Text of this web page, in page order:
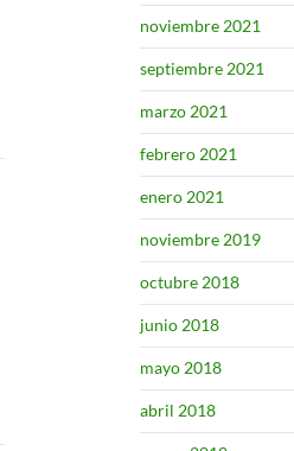
noviembre 2021
septiembre 2021
marzo 2021
febrero 2021
enero 2021
noviembre 2019
octubre 2018
junio 2018
mayo 2018
abril 2018